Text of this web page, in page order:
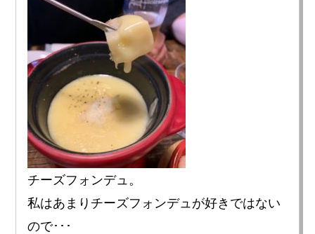
チーズフォンデュ。
私はあまりチーズフォンデュが好きではない
ので･･･